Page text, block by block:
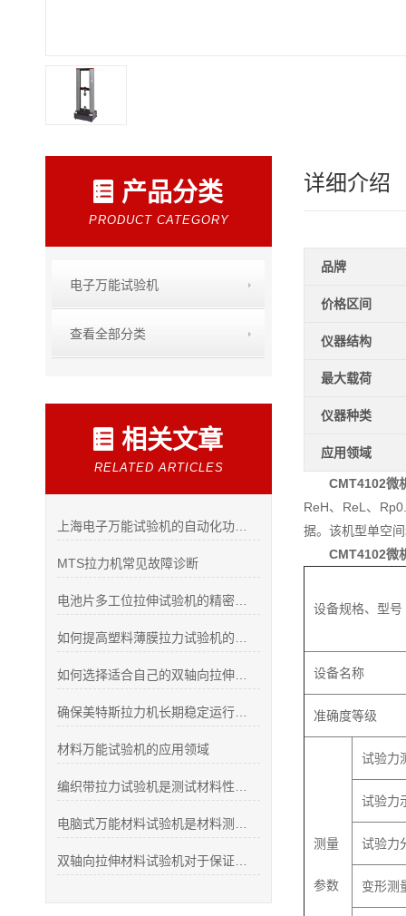
产品分类
PRODUCT CATEGORY
电子万能试验机
查看全部分类
相关文章
RELATED ARTICLES
MTS拉力机常见故障诊断
材料万能试验机的应用领域
详细介绍
品牌
价格区间
仪器结构
最大载荷
仪器种类
应用领域
CMT4102微
ReH、ReL、
据。该机型单空
CMT4102微
设备规格、型号
设备名称
准确度等级
测量
参数
试验力
试验力
试验力
变形测